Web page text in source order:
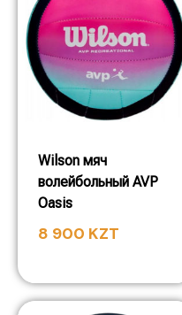
Wilson мяч
волейбольный AVP
Oasis
8 900 KZT